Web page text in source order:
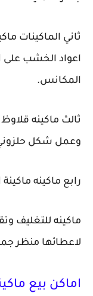
ثاني الماكينات
اعواد الخشب على
المكانس.
ثالث ماكينه
وعمل شكل
رابع ماكينه
ماكينه للتغليف
لاعطائها منظر
اماكن بيع